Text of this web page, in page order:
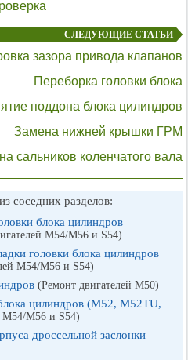
СЛЕДУЮЩИЕ СТАТЬИ
зазора привода клапанов
Переборка головки блока
поддона блока цилиндров
Замена нижней крышки ГРМ
сальников коленчатого вала
соседних разделов:
блока цилиндров
М54/М56 и S54)
головки блока цилиндров
М54/М56 и S54)
(Ремонт двигателей М50)
цилиндров (М52, M52TU,
М54/М56 и S54)
дроссельной заслонки